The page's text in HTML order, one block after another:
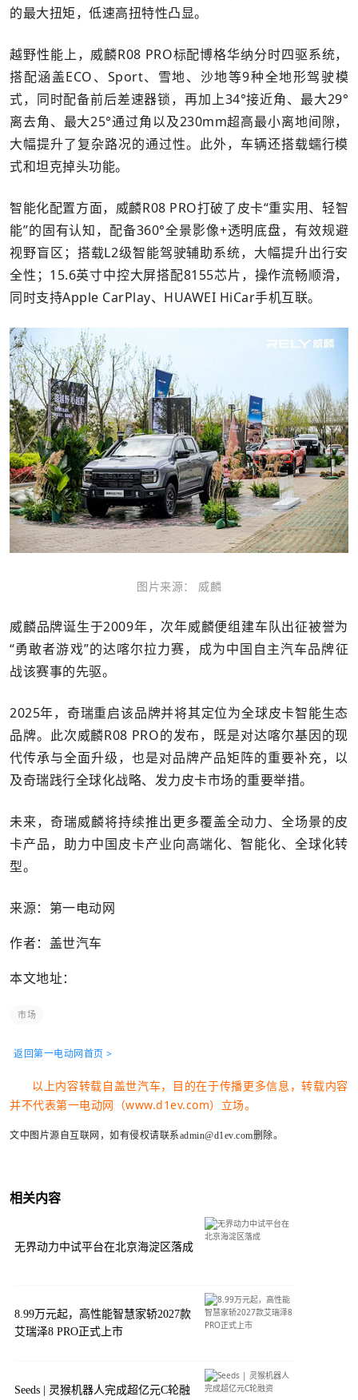
的最大扭矩，低速高扭特性凸显。
越野性能上，威麟R08 PRO标配博格华纳分时四驱系统，
搭配涵盖ECO、Sport、雪地、沙地等9种全地形驾驶模
式，同时配备前后差速器锁，再加上34°接近角、最大29°
离去角、最大25°通过角以及230mm超高最小离地间隙，
大幅提升了复杂路况的通过性。此外，车辆还搭载蠕行模
式和坦克掉头功能。
智能化配置方面，威麟R08 PRO打破了皮卡“重实用、轻智
能”的固有认知，配备360°全景影像+透明底盘，有效规避
视野盲区；搭载L2级智能驾驶辅助系统，大幅提升出行安
全性；15.6英寸中控大屏搭配8155芯片，操作流畅顺滑，
同时支持Apple CarPlay、HUAWEI HiCar手机互联。
图片来源： 威麟
威麟品牌诞生于2009年，次年威麟便组建车队出征被誉为
“勇敢者游戏”的达喀尔拉力赛，成为中国自主汽车品牌征
战该赛事的先驱。
2025年，奇瑞重启该品牌并将其定位为全球皮卡智能生态
品牌。此次威麟R08 PRO的发布，既是对达喀尔基因的现
代传承与全面升级，也是对品牌产品矩阵的重要补充，以
及奇瑞践行全球化战略、发力皮卡市场的重要举措。
未来，奇瑞威麟将持续推出更多覆盖全动力、全场景的皮
卡产品，助力中国皮卡产业向高端化、智能化、全球化转
型。
来源：第一电动网
作者：盖世汽车
本文地址：
市场
返回第一电动网首页 >
以上内容转载自盖世汽车，目的在于传播更多信息，转载内容
并不代表第一电动网（www.d1ev.com）立场。
文中图片源自互联网，如有侵权请联系admin@d1ev.com删除。
相关内容
无界动力中试平台在北京海淀区落成
8.99万元起，高性能智慧家轿2027款
艾瑞泽8 PRO正式上市
Seeds | 灵猴机器人完成超亿元C轮融